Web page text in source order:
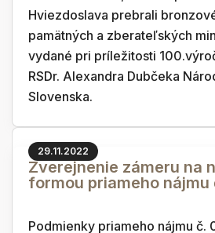
Hviezdoslava prebrali
pamätných a zberateľských
vydané pri príležitosti
RSDr. Alexandra Dubčeka
Slovenska.
29.11.2022
Zverejnenie zámeru na
formou priameho
Podmienky priameho nájmu č.